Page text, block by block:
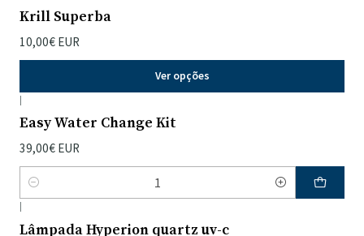
Krill Superba
10,00€ EUR
Ver opções
|
Easy Water Change Kit
39,00€ EUR
Quantidade
|
Lâmpada Hyperion quartz uv-c